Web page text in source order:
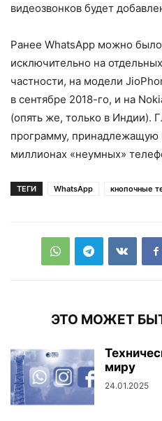
видеозвонков будет
Ранее WhatsApp можно было
исключительно на
частности, на модели
в сентябре 2018-го, и на
(опять же, только в Индии).
программу, принадлежащую
миллионах «неумных»
ТЕГИ WhatsApp кнопочные
ЭТО МОЖЕТ
миру
24.01.2025